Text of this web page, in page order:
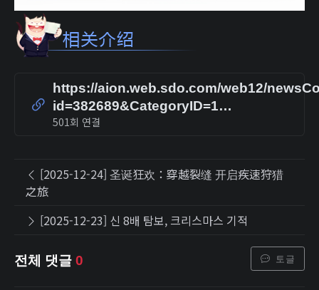
https://aion.web.sdo.com/web12/
id=382689&CategoryID=1…
501회 연결
[2025-12-24] 圣诞狂欢：穿越裂缝 开启疾速狩猎
之旅
[2025-12-23] 신 8배 탐보, 크리스마스 기적
전체 댓글 0 토글